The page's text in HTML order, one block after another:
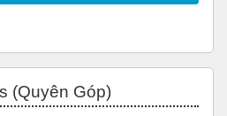
(Quyên Góp)